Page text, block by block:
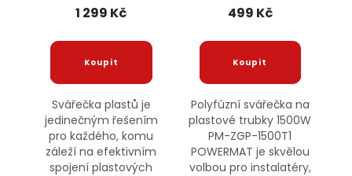
1 299 Kč
Svářečka plastů je
jedinečným řešením
pro každého, komu
záleží na efektivním
spojení plastových
499 Kč
Polyfúzní svářečka na
plastové trubky 1500W
PM-ZGP-1500T1
POWERMAT je skvělou
volbou pro instalatéry,